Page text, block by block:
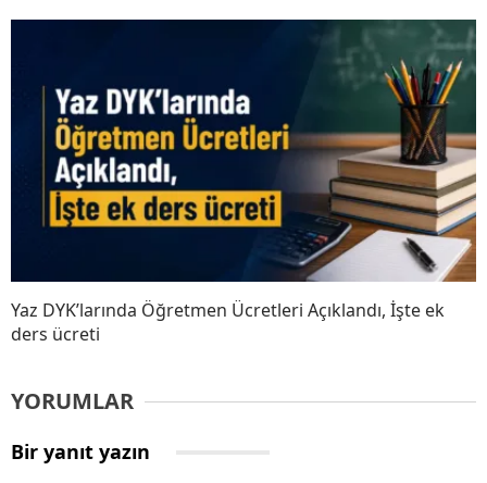
Yaz DYK’larında Öğretmen Ücretleri Açıklandı, İşte ek
ders ücreti
YORUMLAR
Bir yanıt yazın